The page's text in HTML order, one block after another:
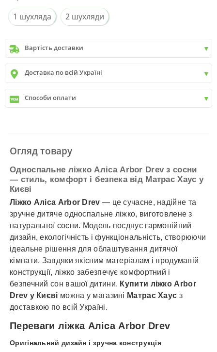
1 шухляда 2 шухляди
Вартість доставки
Київдо9999 грн. -400 грн.
Київвід9999 грн - БЕЗКОШТОВНО
Київ передмістя +30 грн\км
Доставка по всій Україні
✓Нова пошта
✓Делівері
✓Автолюкс
Способи оплати
✓ Детальніше
Огляд товару
Односпальне ліжко Аліса Arbor Drev з сосни
— стиль, комфорт і безпека від Матрас Хаус у
Києві
Ліжко Аліса Arbor Drev — це сучасне, надійне та
зручне дитяче односпальне ліжко, виготовлене з
натуральної сосни. Модель поєднує гармонійний
дизайн, екологічність і функціональність, створюючи
ідеальне рішення для облаштування дитячої
кімнати. Завдяки якісним матеріалам і продуманій
конструкції, ліжко забезпечує комфортний і
безпечний сон вашої дитини. Купити ліжко Arbor
Drev у Києві можна у магазині Матрас Хаус з
доставкою по всій Україні.
Переваги ліжка Аліса Arbor Drev
Оригінальний дизайн і зручна конструкція